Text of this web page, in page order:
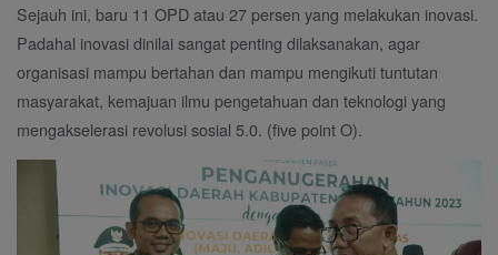
Sejauh ini, baru 11 OPD atau 27 persen yang melakukan inovasi.
Padahal inovasi dinilai sangat penting dilaksanakan, agar
organisasi mampu bertahan dan mampu mengikuti tuntutan
masyarakat, kemajuan ilmu pengetahuan dan teknologi yang
mengakselerasi revolusi sosial 5.0. (five point O).